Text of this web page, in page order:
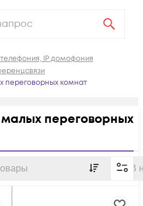
телефония, IP домофония
переговорных комнат
переговорных
В